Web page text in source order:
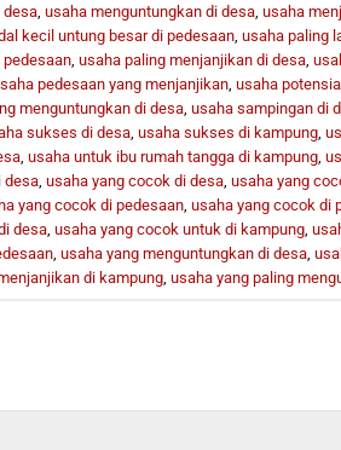
desa, usaha menguntungkan di desa, usaha
kecil untung besar di pedesaan, usaha paling
, usaha paling menjanjikan di desa,
pedesaan yang menjanjikan, usaha
menguntungkan di desa, usaha sampingan di
sukses di desa, usaha sukses di kampung,
, usaha untuk ibu rumah tangga di kampung,
desa, usaha yang cocok di desa, usaha yang
yang cocok di pedesaan, usaha yang cocok di
desa, usaha yang cocok untuk di kampung,
, usaha yang menguntungkan di desa,
di kampung, usaha yang paling